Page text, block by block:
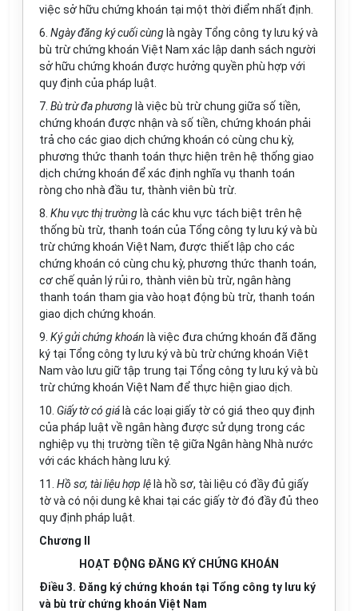
việc sở hữu chứng khoán tại một thời điểm nhất định.
6. Ngày đăng ký cuối cùng là ngày Tổng công ty lưu ký và
bù trừ chứng khoán Việt Nam xác lập danh sách người
sở hữu chứng khoán được hưởng quyền phù hợp với
quy định của pháp luật.
7. Bù trừ đa phương là việc bù trừ chung giữa số tiền,
chứng khoán được nhận và số tiền, chứng khoán phải
trả cho các giao dịch chứng khoán có cùng chu kỳ,
phương thức thanh toán thực hiện trên hệ thống giao
dịch chứng khoán để xác định nghĩa vụ thanh toán
ròng cho nhà đầu tư, thành viên bù trừ.
8. Khu vực thị trường là các khu vực tách biệt trên hệ
thống bù trừ, thanh toán của Tổng công ty lưu ký và bù
trừ chứng khoán Việt Nam, được thiết lập cho các
chứng khoán có cùng chu kỳ, phương thức thanh toán,
cơ chế quản lý rủi ro, thành viên bù trừ, ngân hàng
thanh toán tham gia vào hoạt động bù trừ, thanh toán
giao dịch chứng khoán.
9. Ký gửi chứng khoán là việc đưa chứng khoán đã đăng
ký tại Tổng công ty lưu ký và bù trừ chứng khoán Việt
Nam vào lưu giữ tập trung tại Tổng công ty lưu ký và bù
trừ chứng khoán Việt Nam để thực hiện giao dịch.
10. Giấy tờ có giá là các loại giấy tờ có giá theo quy định
của pháp luật về ngân hàng được sử dụng trong các
nghiệp vụ thị trường tiền tệ giữa Ngân hàng Nhà nước
với các khách hàng lưu ký.
11. Hồ sơ, tài liệu hợp lệ là hồ sơ, tài liệu có đầy đủ giấy
tờ và có nội dung kê khai tại các giấy tờ đó đầy đủ theo
quy định pháp luật.
Chương II
HOẠT ĐỘNG ĐĂNG KÝ CHỨNG KHOÁN
Điều 3. Đăng ký chứng khoán tại Tổng công ty lưu ký
và bù trừ chứng khoán Việt Nam